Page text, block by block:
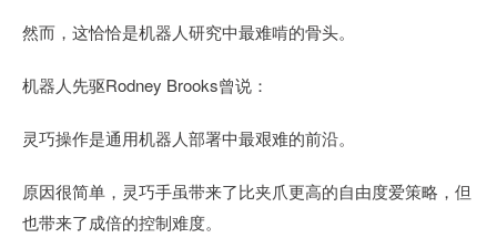
然而，这恰恰是机器人研究中最难啃的骨头。
机器人先驱Rodney Brooks曾说：
灵巧操作是通用机器人部署中最艰难的前沿。
原因很简单，灵巧手虽带来了比夹爪更高的自由度爱策略，但
也带来了成倍的控制难度。